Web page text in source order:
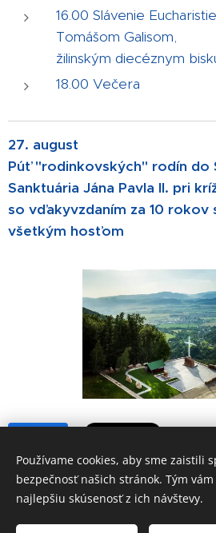
16.00 Slávenie
Tomášom Galisom,
žilinským diecéznym
18.00 Večera
27. august
Púť "rodinkovských" rodín do
Sanktuária Jána Pavla II. pri
so vďakyvzdaním za 10 rokov
všetkým hosťom
Používame cookies, aby sme zaistili
bezpečnosť našich stránok. Tým
najlepšiu skúsenosť z ich návštevy.